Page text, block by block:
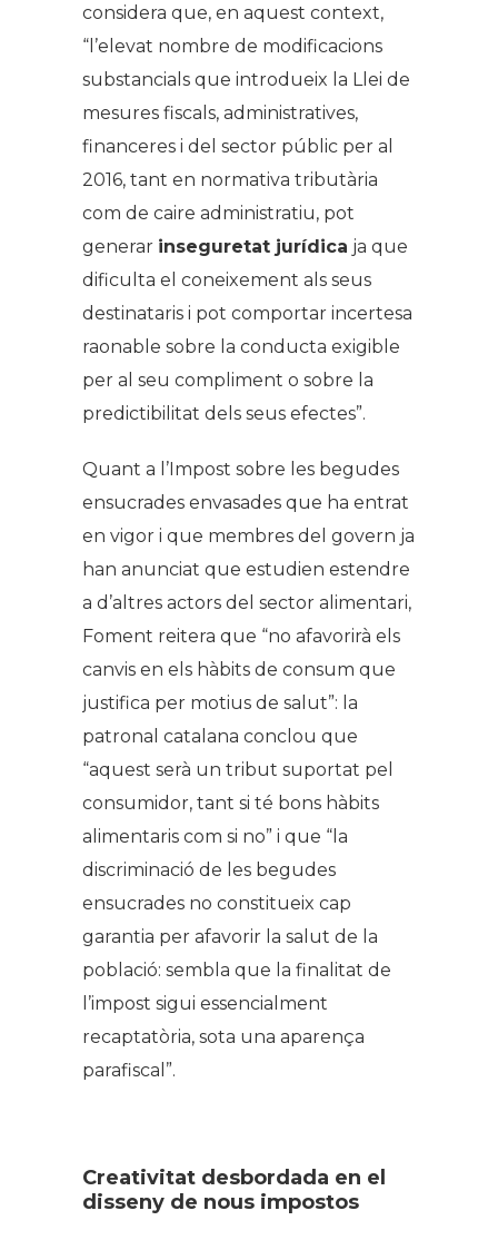
considera que, en aquest context,
“l’elevat nombre de modificacions
substancials que introdueix la Llei de
mesures fiscals, administratives,
financeres i del sector públic per al
2016, tant en normativa tributària
com de caire administratiu, pot
generar inseguretat jurídica ja que
dificulta el coneixement als seus
destinataris i pot comportar incertesa
raonable sobre la conducta exigible
per al seu compliment o sobre la
predictibilitat dels seus efectes”.
Quant a l’Impost sobre les begudes
ensucrades envasades que ha entrat
en vigor i que membres del govern ja
han anunciat que estudien estendre
a d’altres actors del sector alimentari,
Foment reitera que “no afavorirà els
canvis en els hàbits de consum que
justifica per motius de salut”: la
patronal catalana conclou que
“aquest serà un tribut suportat pel
consumidor, tant si té bons hàbits
alimentaris com si no” i que “la
discriminació de les begudes
ensucrades no constitueix cap
garantia per afavorir la salut de la
població: sembla que la finalitat de
l’impost sigui essencialment
recaptatòria, sota una aparença
parafiscal ”.
Creativitat desbordada en el
disseny de nous impostos